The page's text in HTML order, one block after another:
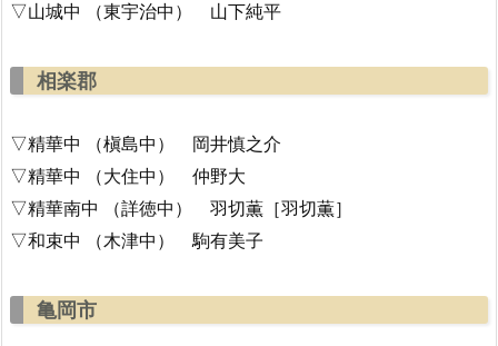
▽山城中 （東宇治中） 山下純平
相楽郡
▽精華中 （槇島中） 岡井慎之介
▽精華中 （大住中） 仲野大
▽精華南中 （詳徳中） 羽切薫［羽切薫］
▽和束中 （木津中） 駒有美子
亀岡市